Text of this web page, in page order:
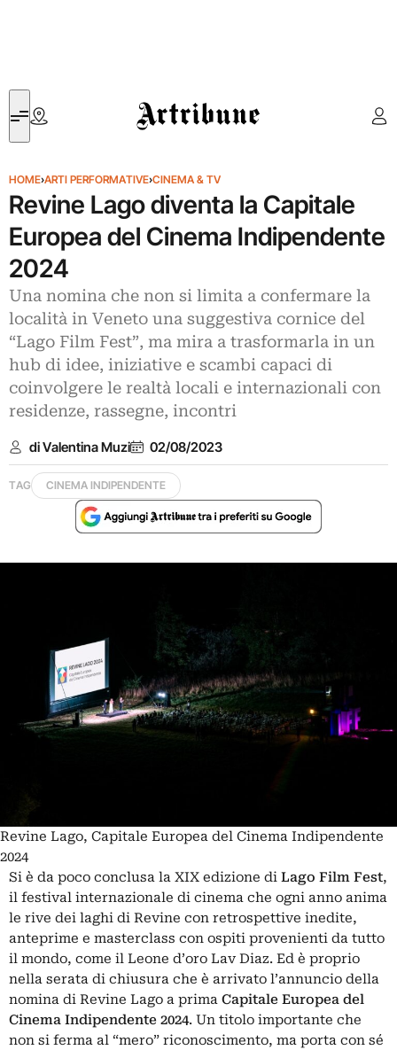
Artribune
HOME›ARTI PERFORMATIVE›CINEMA & TV
Revine Lago diventa la Capitale
Europea del Cinema Indipendente
2024
Una nomina che non si limita a confermare la
località in Veneto una suggestiva cornice del
“Lago Film Fest”, ma mira a trasformarla in un
hub di idee, iniziative e scambi capaci di
coinvolgere le realtà locali e internazionali con
residenze, rassegne, incontri
di Valentina Muzi 02/08/2023
TAG CINEMA INDIPENDENTE
Revine Lago, Capitale Europea del Cinema Indipendente
2024
Si è da poco conclusa la XIX edizione di Lago Film Fest,
il festival internazionale di cinema che ogni anno anima
le rive dei laghi di Revine con retrospettive inedite,
anteprime e masterclass con ospiti provenienti da tutto
il mondo, come il Leone d’oro Lav Diaz. Ed è proprio
nella serata di chiusura che è arrivato l’annuncio della
nomina di Revine Lago a prima Capitale Europea del
Cinema Indipendente 2024. Un titolo importante che
non si ferma al “mero” riconoscimento, ma porta con sé